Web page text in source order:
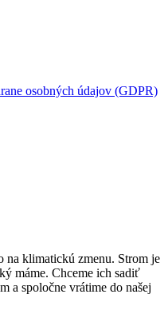
osobných údajov (GDPR)
klimatickú zmenu. Strom je
máme. Chceme ich sadiť
a spoločne vrátime do našej